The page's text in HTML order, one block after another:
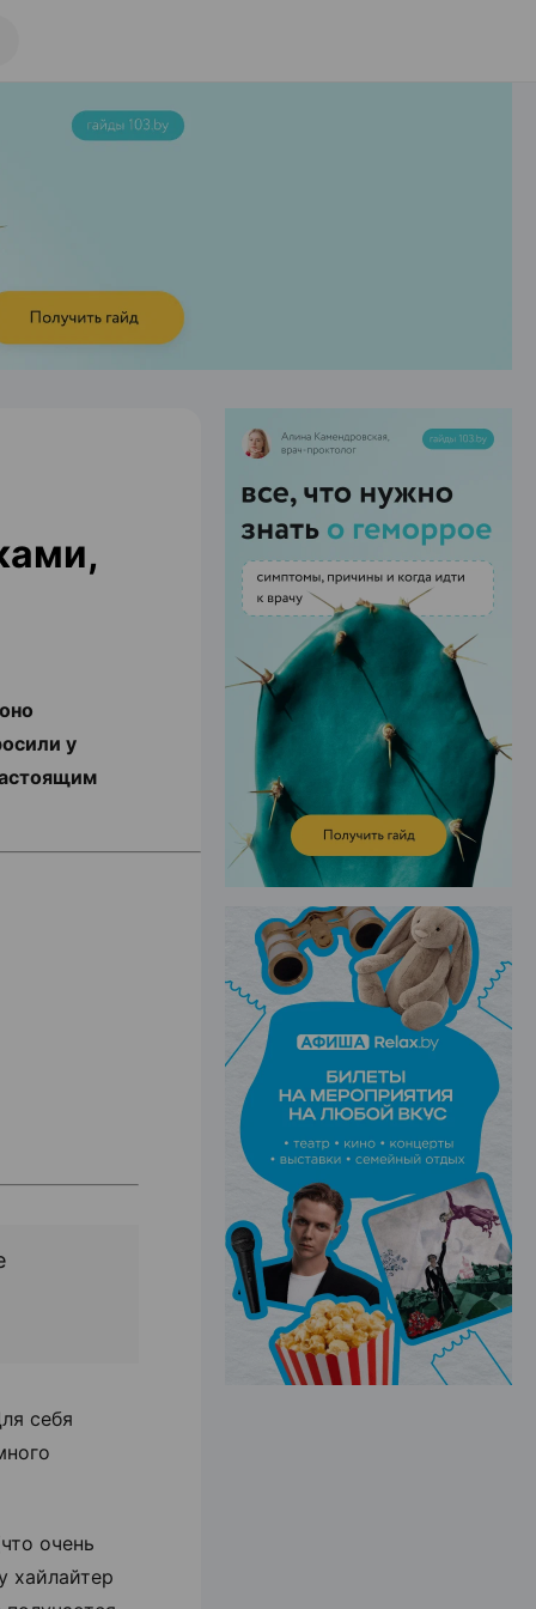
у
себя
очень
хайлайтер
ЭФФЕКТИВНАЯ РЕКЛАМА НА САЙТЕ
ЭФФЕКТИВНАЯ РЕКЛАМА НА САЙТЕ